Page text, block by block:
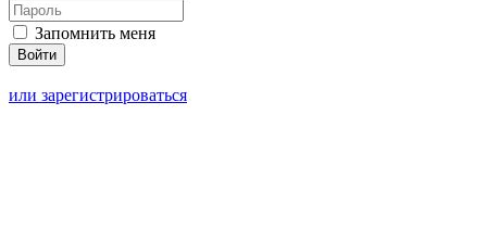
Запомнить меня
или зарегистрироваться